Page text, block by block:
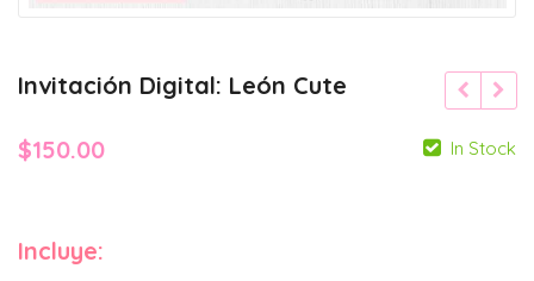
Invitación Digital: León Cute
$150.00 In Stock
Incluye: